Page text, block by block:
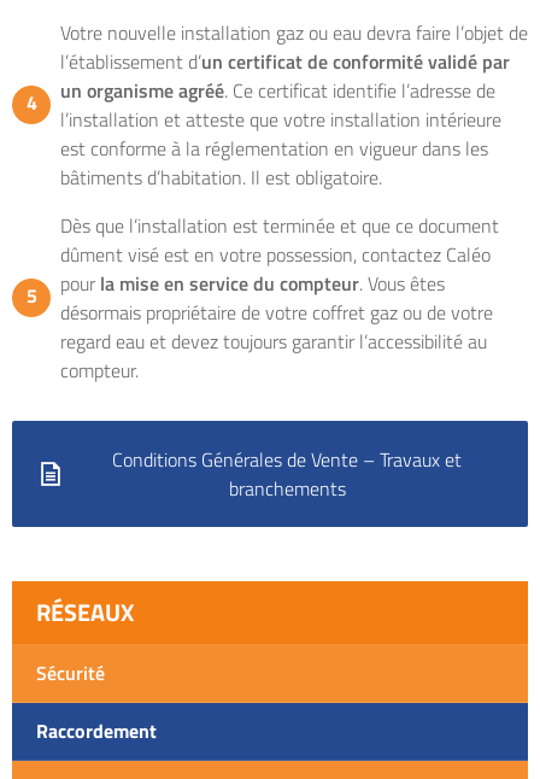
Votre nouvelle installation gaz ou eau devra faire l’objet de
l’établissement d’un certificat de conformité validé par
un organisme agréé. Ce certificat identifie l’adresse de
l’installation et atteste que votre installation intérieure
est conforme à la réglementation en vigueur dans les
bâtiments d’habitation. Il est obligatoire.
Dès que l’installation est terminée et que ce document
dûment visé est en votre possession, contactez Caléo
pour la mise en service du compteur. Vous êtes
désormais propriétaire de votre coffret gaz ou de votre
regard eau et devez toujours garantir l’accessibilité au
compteur.
Conditions Générales de Vente – Travaux et
branchements
RÉSEAUX
Sécurité
Raccordement